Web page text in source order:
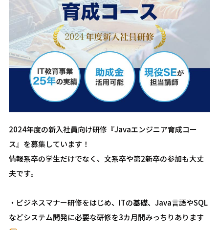
2024年度の新入社員向け研修『Javaエンジニア育成コー
ス』を募集しています！
情報系卒の学生だけでなく、文系卒や第2新卒の参加も大丈
夫です。
・ビジネスマナー研修をはじめ、ITの基礎、Java言語やSQL
などシステム開発に必要な研修を3カ月間みっちりあります